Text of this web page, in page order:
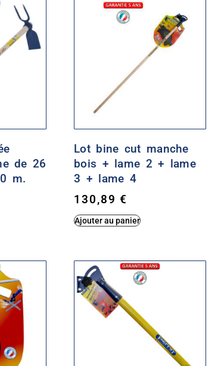
de 26
m.
Lot bine cut manche
bois + lame 2 + lame
3 + lame 4
130,89€
Ajouter au panier